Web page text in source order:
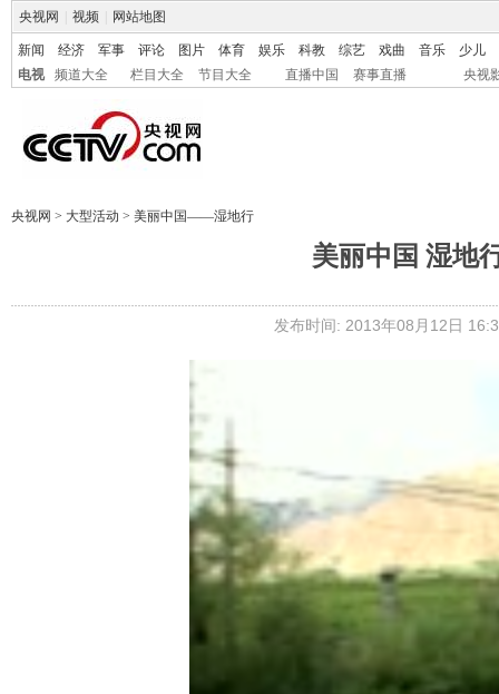
央视网 视频 网站地图
新闻 经济 军事 评论 图片 体育 娱乐 科教 综艺 戏曲 音乐
少儿
电视
频道大全 栏目大全 节目大全 直播中国 赛事直播 央视
央视网 > 大型活动 > 美丽中国——湿地行
美丽中国 湿地
发布时间: 2013年08月12日